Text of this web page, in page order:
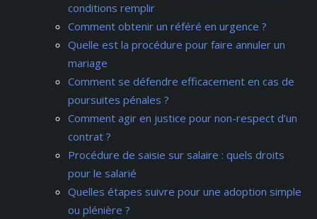
conditions remplir
Comment obtenir un référé en urgence ?
Quelle est la procédure pour faire annuler un
mariage
Comment se défendre efficacement en cas de
poursuites pénales ?
Comment agir en justice pour non-respect d’un
contrat ?
Procédure de saisie sur salaire : quels droits
pour le salarié
Quelles étapes suivre pour une adoption simple
ou plénière ?